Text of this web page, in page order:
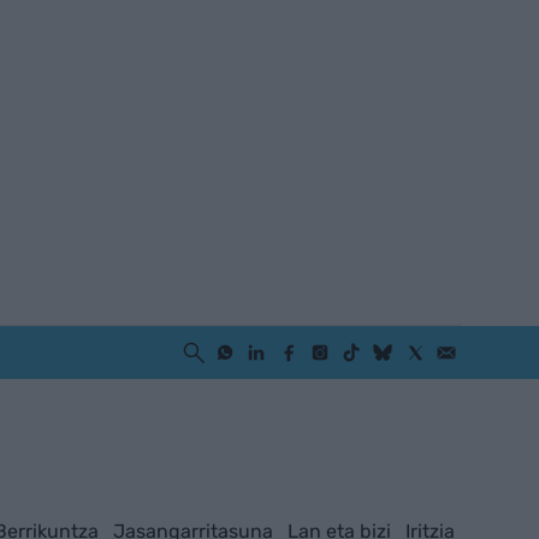
Jasangarritasuna Lan eta bizi Iritzia